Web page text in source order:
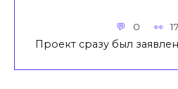
0
Проект сразу был